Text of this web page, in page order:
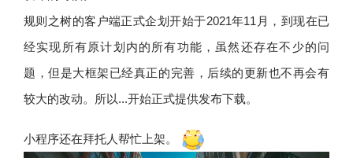
规则之树的客户端正式企划开始于2021年11月，到现在已
经实现所有原计划内的所有功能，虽然还存在不少的问
题，但是大框架已经真正的完善，后续的更新也不再会有
较大的改动。所以...开始正式提供发布下载。
小程序还在拜托人帮忙上架。